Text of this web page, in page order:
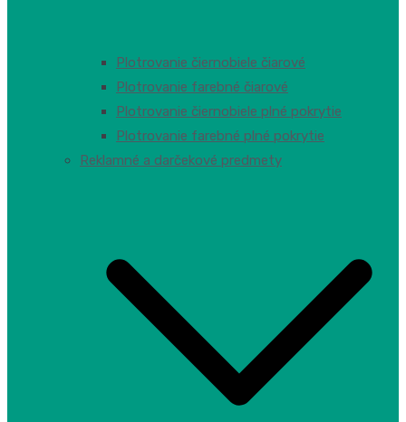
Plotrovanie čiernobiele čiarové
Plotrovanie farebné čiarové
Plotrovanie čiernobiele plné pokrytie
Plotrovanie farebné plné pokrytie
Reklamné a darčekové predmety